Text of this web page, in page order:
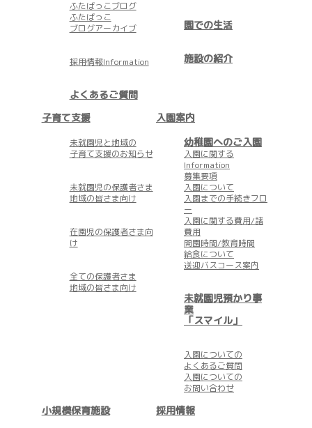
ふたばっこブログ
ふたばっこ
ブログアーカイブ
採用情報Information
よくあるご質問
園での生活
施設の紹介
子育て支援
未就園児と地域の
子育て支援のお知らせ
未就園児の保護者さま
地域の皆さま向け
在園児の保護者さま向
け
全ての保護者さま
地域の皆さま向け
入園案内
幼稚園へのご入園
入園に関する
Information
募集要項
入園について
入園までの手続きフロ
ー
入園に関する費用/諸
費用
開園時間/教育時間
給食について
送迎バスコース案内
未就園児預かり事
業
「スマイル」
入園についての
よくあるご質問
入園についての
お問い合わせ
小規模保育施設 採用情報